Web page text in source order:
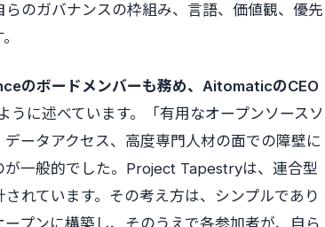
のガバナンスの枠組み、言語、価値観、優先
のボードメンバーも務め、AitomaticのCEO
うに述べています。「有用なオープンソースソ
ータアクセス、高度専門人材の面での障壁に
一般的でした。Project Tapestryは、連合型
れています。その考え方は、シンプルであり
プンに構築し、そのうえで各参加者が、自ら